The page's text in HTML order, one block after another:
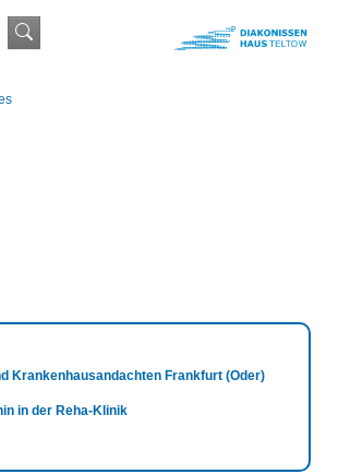
Suchformular
Krankenhausandachten Frankfurt (Oder)
in der Reha-Klinik